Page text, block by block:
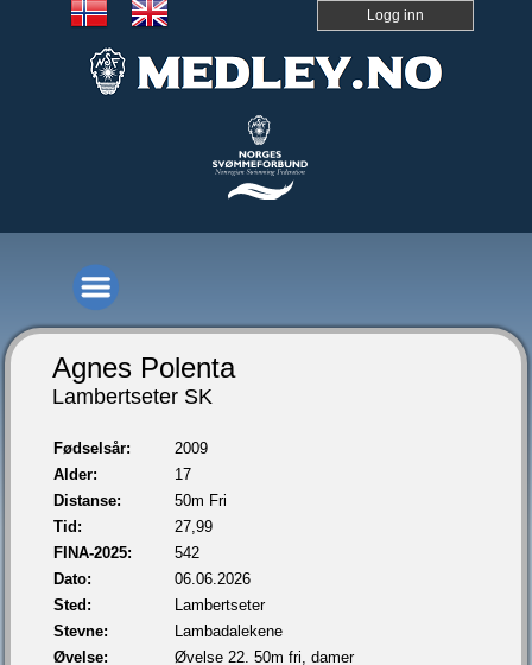
Logg inn
Agnes Polenta
Lambertseter SK
Fødselsår:
2009
Alder:
17
Distanse:
50m Fri
Tid:
27,99
FINA-2025:
542
Dato:
06.06.2026
Sted:
Lambertseter
Stevne:
Lambadalekene
Øvelse:
Øvelse 22. 50m fri, damer